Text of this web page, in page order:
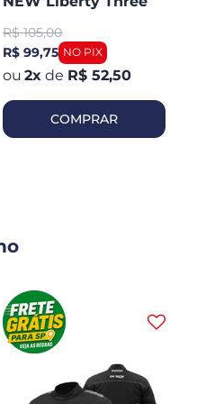
R$ 105,00
R$ 99,75
2x de R$ 52,50
COMPRAR